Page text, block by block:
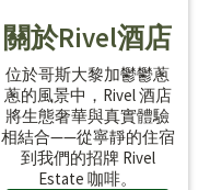
關於Rivel酒店
位於哥斯大黎加鬱鬱蔥
蔥的風景中，Rivel 酒店
將生態奢華與真實體驗
相結合——從寧靜的住宿
到我們的招牌 Rivel
Estate 咖啡。